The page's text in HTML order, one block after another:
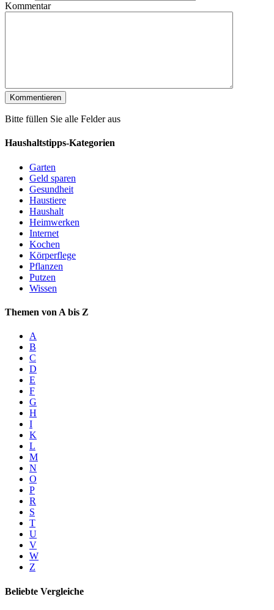
Kommentar
Bitte füllen Sie alle Felder aus
Haushaltstipps-Kategorien
Garten
Geld sparen
Gesundheit
Haustiere
Haushalt
Heimwerken
Internet
Kochen
Körperflege
Pflanzen
Putzen
Wissen
Themen von A bis Z
A
B
C
D
E
F
G
H
I
K
L
M
N
O
P
R
S
T
U
V
W
Z
Beliebte Vergleiche